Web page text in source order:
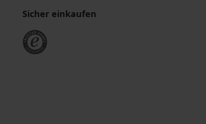
Sicher einkaufen